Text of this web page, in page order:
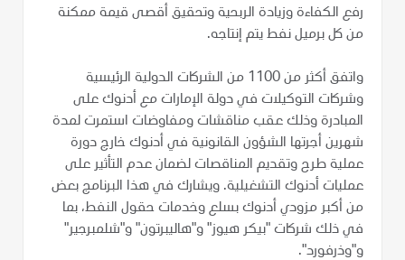
رفع الكفاءة وزيادة الربحية وتحقيق أقصى قيمة ممكنة
من كل برميل نفط يتم إنتاجه.
واتفق أكثر من 1100 من الشركات الدولية الرئيسية
وشركات التوكيلات في دولة الإمارات مع أدنوك على
المبادرة وذلك عقب مناقشات ومفاوضات استمرت لمدة
شهرين أجرتها الشؤون القانونية في أدنوك خارج دورة
عملية طرح وتقديم المناقصات لضمان عدم التأثير على
عمليات أدنوك التشغيلية. ويشارك في هذا البرنامج بعض
من أكبر مزودي أدنوك بسلع وخدمات حقول النفط، بما
في ذلك شركات "بيكر هيوز" و"هاليبرتون" و"شلمبرجير"
و"وذرفورد".